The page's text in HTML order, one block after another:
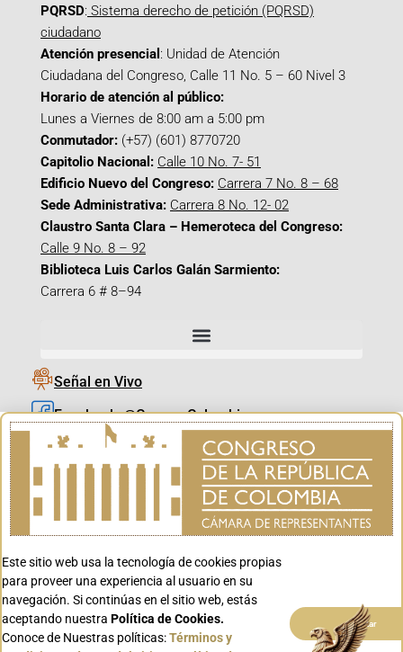
PQRSD: Sistema derecho de petición (PQRSD)
ciudadano
Atención presencial : Unidad de Atención
Ciudadana del Congreso, Calle 11 No. 5 – 60 Nivel 3
Horario de atención al público:
Lunes a Viernes de 8:00 am a 5:00 pm
Conmutador: (+57) (601) 8770720
Capitolio Nacional: Calle 10 No. 7- 51
Edificio Nuevo del Congreso: Carrera 7 No. 8 – 68
Sede Administrativa: Carrera 8 No. 12- 02
Claustro Santa Clara – Hemeroteca del Congreso:
Calle 9 No. 8 – 92
Biblioteca Luis Carlos Galán Sarmiento:
Carrera 6 # 8–94
Señal en Vivo
Facebook_@CamaraColombia
Instagram_@CamaraColombia
X_@CamaraColombia
Youtube_@CamaraColombia
Youtube_@CanalCongreso
Este sitio web usa la tecnología de cookies propias
para proveer una experiencia al usuario en su
navegación. Si continúas en el sitio web, estás
aceptando nuestra Política de Cookies.
Conoce de Nuestras políticas:Términos y
Aceptar